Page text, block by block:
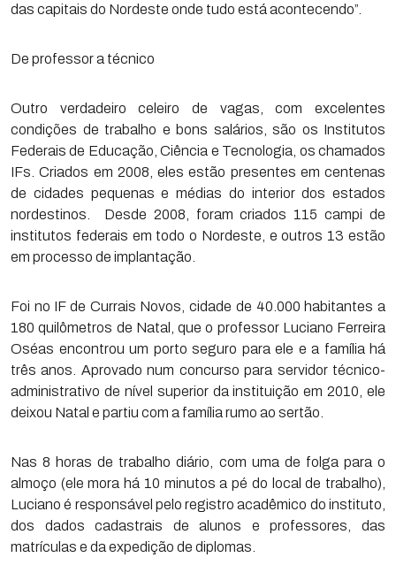
das capitais do Nordeste onde tudo está acontecendo”.
De professor a técnico
Outro verdadeiro celeiro de vagas, com excelentes
condições de trabalho e bons salários, são os Institutos
Federais de Educação, Ciência e Tecnologia, os chamados
IFs. Criados em 2008, eles estão presentes em centenas
de cidades pequenas e médias do interior dos estados
nordestinos. Desde 2008, foram criados 115 campi de
institutos federais em todo o Nordeste, e outros 13 estão
em processo de implantação.
Foi no IF de Currais Novos, cidade de 40.000 habitantes a
180 quilômetros de Natal, que o professor Luciano Ferreira
Oséas encontrou um porto seguro para ele e a família há
três anos. Aprovado num concurso para servidor técnico-
administrativo de nível superior da instituição em 2010, ele
deixou Natal e partiu com a família rumo ao sertão.
Nas 8 horas de trabalho diário, com uma de folga para o
almoço (ele mora há 10 minutos a pé do local de trabalho),
Luciano é responsável pelo registro acadêmico do instituto,
dos dados cadastrais de alunos e professores, das
matrículas e da expedição de diplomas.